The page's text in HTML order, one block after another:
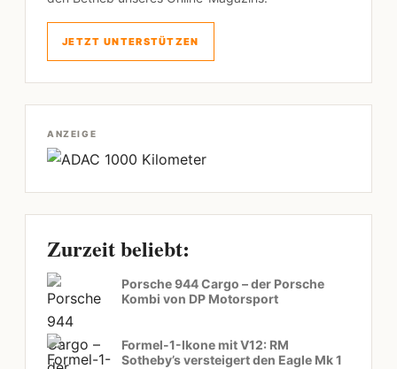
JETZT UNTERSTÜTZEN
ANZEIGE
Zurzeit beliebt:
Porsche 944 Cargo – der Porsche
Kombi von DP Motorsport
Formel-1-Ikone mit V12: RM
Sotheby’s versteigert den Eagle Mk 1